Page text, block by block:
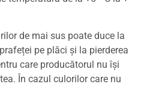
de mai sus poate duce la
pe plăci și la pierderea
care producătorul nu își
În cazul culorilor care nu